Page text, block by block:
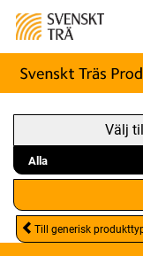
Välj
Till generisk